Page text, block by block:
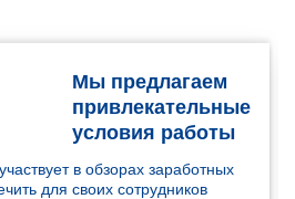
Мы предлагаем
привлекательные
условия работы
в обзорах заработных
для своих сотрудников